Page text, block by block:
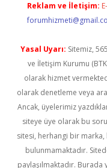
Reklam ve İletişim:
Yasal Uyarı: Sitemiz,
ve İletişim Kurumu
olarak hizmet
olarak denetleme veya
Ancak, üyelerimiz
siteye üye olarak bu
sitesi, herhangi bir marka,
bulunmamaktadır.
paylaşılmaktadır.